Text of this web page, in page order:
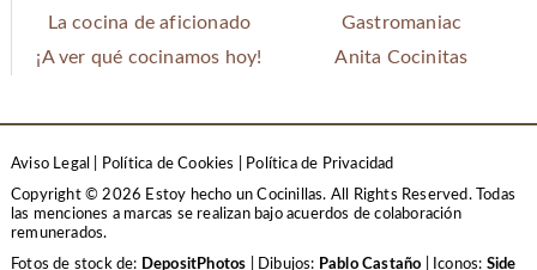
La cocina de aficionado
Gastromaniac
¡A ver qué cocinamos hoy!
Anita Cocinitas
Aviso Legal Política de Cookies
Política de Privacidad
Copyright © 2026 Estoy hecho un Cocinillas. All Rights Reserved.Todas
las menciones a marcas se realizan bajo acuerdos de colaboración
remunerados.
Fotos de stock de: DepositPhotos | Dibujos: Pablo Castaño | Iconos: Side